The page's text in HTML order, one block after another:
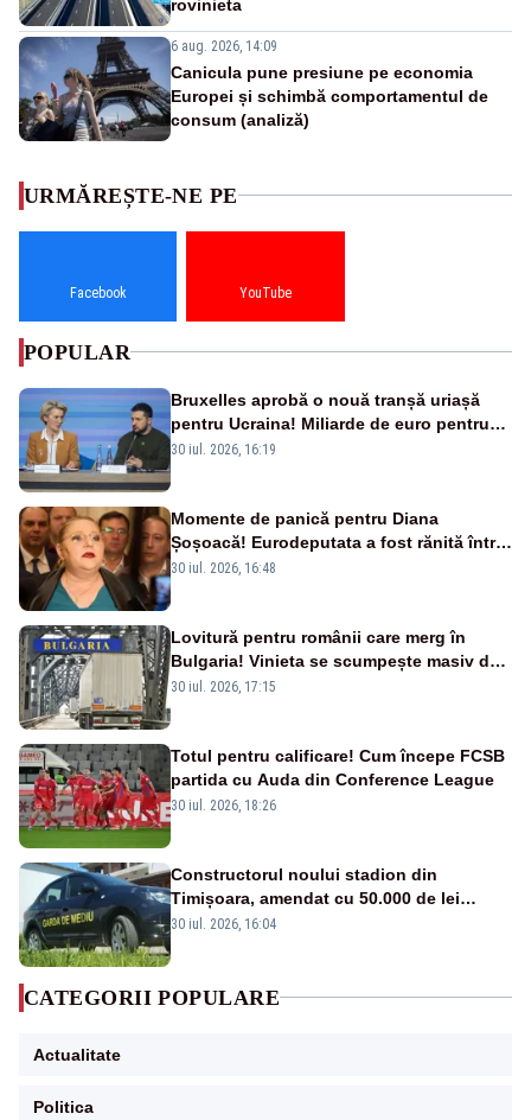
rovinieta
6 aug. 2026, 14:09
Canicula pune presiune pe economia
Europei și schimbă comportamentul de
consum (analiză)
URMĂREȘTE-NE PE
Facebook YouTube
POPULAR
Bruxelles aprobă o nouă tranșă uriașă
pentru Ucraina! Miliarde de euro pentru
armament și apărare
30 iul. 2026, 16:19
Momente de panică pentru Diana
Șoșoacă! Eurodeputata a fost rănită într-
un accident rutier
30 iul. 2026, 16:48
Lovitură pentru românii care merg în
Bulgaria! Vinieta se scumpește masiv de
la 1 august
30 iul. 2026, 17:15
Totul pentru calificare! Cum începe FCSB
partida cu Auda din Conference League
30 iul. 2026, 18:26
Constructorul noului stadion din
Timișoara, amendat cu 50.000 de lei
pentru peste 700 de tone de deșeuri
30 iul. 2026, 16:04
CATEGORII POPULARE
Actualitate
Politica